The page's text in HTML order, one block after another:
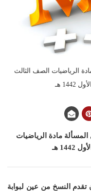
المستقبل من عين الضرب في 9 مادة الرياضيات الصف الثالث
هـ
مادة الرياضيات
هـ
تقدم النسخ من عين لبوابة